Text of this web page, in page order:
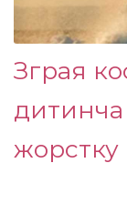
Зграя
дитинча
жорстку